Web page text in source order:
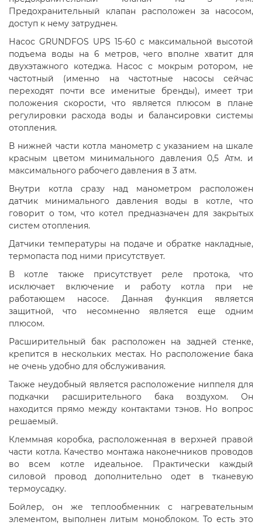
Предохранительный клапан расположен за насосом,
доступ к нему затруднен.
Насос GRUNDFOS UPS 15-60 с максимальной высотой
подъема воды на 6 метров, чего вполне хватит для
двухэтажного котеджа. Насос с мокрым ротором, не
частотный (именно на частотные насосы сейчас
переходят почти все именитые бренды), имеет три
положения скорости, что является плюсом в плане
регулировки расхода воды и балансировки системы
отопления.
В нижней части котла манометр с указанием на шкале
красным цветом минимального давления 0,5 Атм. и
максимального рабочего давления в 3 атм.
Внутри котла сразу над манометром расположен
датчик минимального давления воды в котле, что
говорит о том, что котел предназначен для закрытых
систем отопления.
Датчики температуры на подаче и обратке накладные,
термопаста под ними присутствует.
В котле также присутствует реле протока, что
исключает включение и работу котла при не
работающем насосе. Данная функция является
защитной, что несомненно является еще одним
плюсом.
Расширительный бак расположен на задней стенке,
крепится в нескольких местах. Но расположение бака
не очень удобно для обслуживания.
Также неудобный является расположение ниппеля для
подкачки расширительного бака воздухом. Он
находится прямо между контактами тэнов. Но вопрос
решаемый.
Клеммная коробка, расположенная в верхней правой
части котла. Качество монтажа наконечников проводов
во всем котле идеальное. Практически каждый
силовой провод дополнительно одет в тканевую
термоусадку.
Бойлер, он же теплообменник с нагревательным
элементом, выполнен литым моноблоком. То есть это